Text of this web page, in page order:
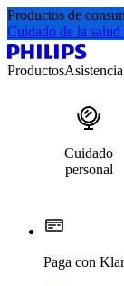
Productos de
Cuidado de la
ProductosAsistencia
Cuidado
personal
Paga con